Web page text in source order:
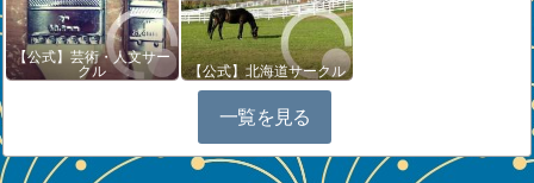
【公式】芸術・人文サー
クル
【公式】北海道サークル
一覧を見る